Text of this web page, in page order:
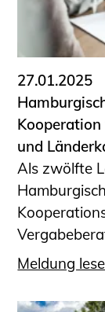
27.01.2025
und
Als zwölfte
Meldung